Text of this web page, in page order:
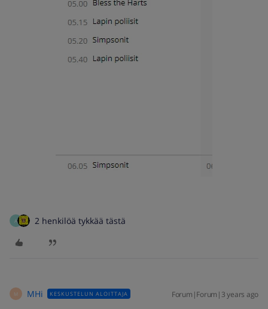
A 2 henkilöä tykkää tästä
M MHi KESKUSTELUN ALOITTAJA Forum|Forum|3 years ago